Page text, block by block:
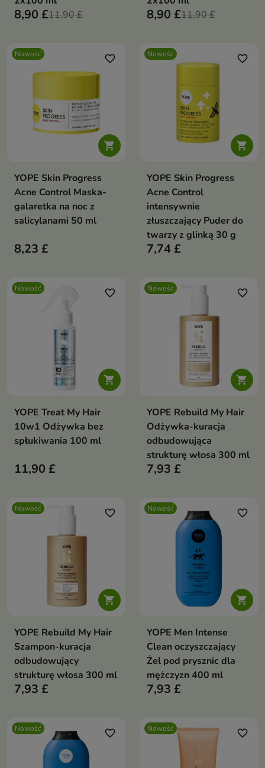
8,90 £11,90 £ 8,90 £11,90 £
Nowość

favorite_border
YOPE Skin Progress
Acne Control Maska-
galaretka na noc z
salicylanami 50 ml
8,23 £
Nowość

favorite_border
YOPE Skin Progress
Acne Control
intensywnie
złuszczający Puder do
twarzy z glinką 30 g
7,74 £
Nowość

favorite_border
YOPE Treat My Hair
10w1 Odżywka bez
spłukiwania 100 ml
11,90 £
Nowość

favorite_border
YOPE Rebuild My Hair
Odżywka-kuracja
odbudowująca
strukturę włosa 300 ml
7,93 £
Nowość

favorite_border
YOPE Rebuild My Hair
Szampon-kuracja
odbudowujący
strukturę włosa 300 ml
7,93 £
Nowość

favorite_border
YOPE Men Intense
Clean oczyszczający
Żel pod prysznic dla
mężczyzn 400 ml
7,93 £
Nowość favorite_border Nowość favorite_border